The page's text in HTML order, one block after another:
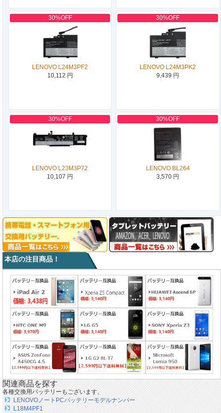
30%OFF
LENOVO L24M3PF2
10,112 円
30%OFF
LENOVO L24M3PK2
9,439 円
30%OFF
LENOVO L23M3P72
10,107 円
30%OFF
LENOVO BL264
3,570 円
本店の注目商品！
関連商品を探す
各種交換用バッテリーもございます。
LENOVOノートPCバッテリーモデルナンバー
L18M4PF1